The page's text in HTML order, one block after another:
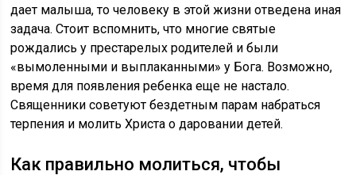
дает малыша, то человеку в этой жизни отведена иная
задача. Стоит вспомнить, что многие святые
рождались у престарелых родителей и были
«вымоленными и выплаканными» у Бога. Возможно,
время для появления ребенка еще не настало.
Священники советуют бездетным парам набраться
терпения и молить Христа о даровании детей.
Как правильно молиться, чтобы